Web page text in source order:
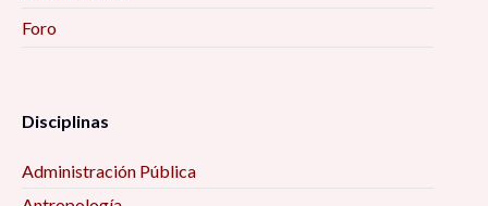
Foro
Disciplinas
Administración Pública